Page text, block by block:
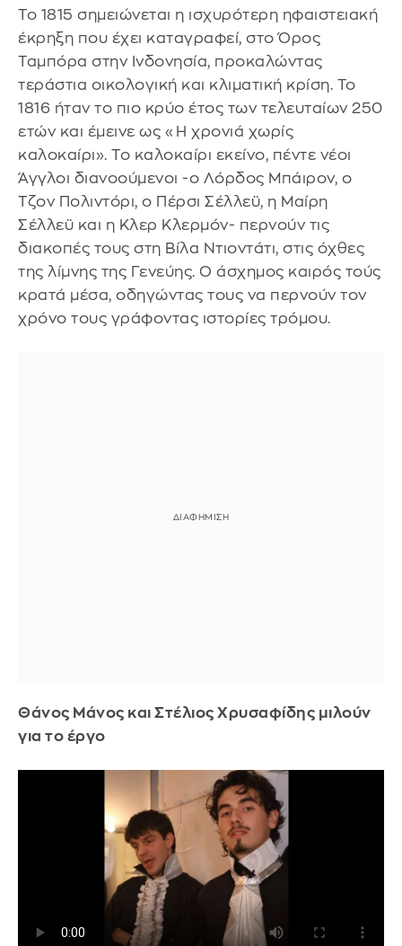
Το 1815 σημειώνεται η ισχυρότερη ηφαιστειακή
έκρηξη που έχει καταγραφεί, στο Όρος
Ταμπόρα στην Ινδονησία, προκαλώντας
τεράστια οικολογική και κλιματική κρίση. Το
1816 ήταν το πιο κρύο έτος των τελευταίων 250
ετών και έμεινε ως «Η χρονιά χωρίς
καλοκαίρι». Το καλοκαίρι εκείνο, πέντε νέοι
Άγγλοι διανοούμενοι -ο Λόρδος Μπάιρον, ο
Τζον Πολιντόρι, ο Πέρσι Σέλλεϋ, η Μαίρη
Σέλλεϋ και η Κλερ Κλερμόν- περνούν τις
διακοπές τους στη Βίλα Ντιοντάτι, στις όχθες
της λίμνης της Γενεύης. Ο άσχημος καιρός τούς
κρατά μέσα, οδηγώντας τους να περνούν τον
χρόνο τους γράφοντας ιστορίες τρόμου.
Θάνος Μάνος και Στέλιος Χρυσαφίδης μιλούν
για το έργο